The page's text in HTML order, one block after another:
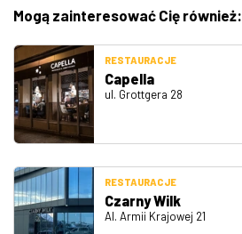
Mogą zainteresować Cię również:
RESTAURACJE
Capella
ul. Grottgera 28
RESTAURACJE
Czarny Wilk
Al. Armii Krajowej 21